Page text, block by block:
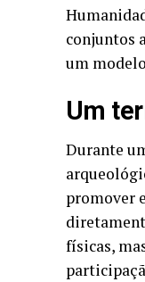
conjuntos
um
Um
Durante
promover
físicas,